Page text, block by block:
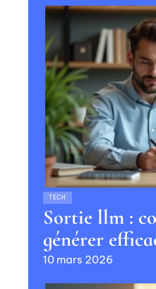
TECH
Sortie llm :
générer
10 mars 2026